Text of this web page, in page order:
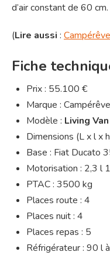
d’air constant de 60 cm.
(Lire aussi :
Fiche
Prix : 55.100 €
Marque : Campérêve
Modèle : Living Van
Dimensions (L x l x
Base : Fiat Ducato
Motorisation : 2,3 l
PTAC : 3500 kg
Places route : 4
Places nuit : 4
Places repas : 5
Réfrigérateur : 90 l